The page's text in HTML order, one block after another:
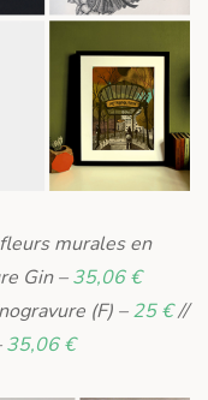
murales en
Gin –35,06 €
(F) –25 €//
35,06 €